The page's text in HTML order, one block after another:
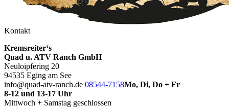
Kontakt
Kremsreiter‘s
Quad u. ATV Ranch GmbH
Neuloipfering 20
94535 Eging am See
info@quad-atv-ranch.de 08544-7158Mo, Di, Do + Fr
8-12 und 13-17 Uhr
Mittwoch + Samstag geschlossen